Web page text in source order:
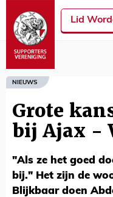
Lid
NIEUWS
Grote
bij Ajax -
"Als ze het goed
bij." Het zijn de
Blijkbaar doen